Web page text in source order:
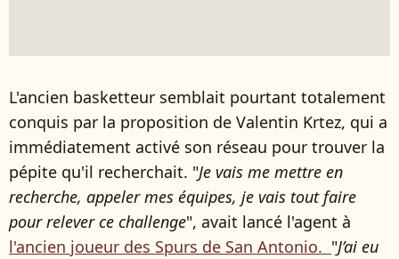
L'ancien basketteur semblait pourtant totalement
conquis par la proposition de Valentin Krtez, qui a
immédiatement activé son réseau pour trouver la
pépite qu'il recherchait. "Je vais me mettre en
recherche, appeler mes équipes, je vais tout faire
pour relever ce challenge", avait lancé l'agent à
l'ancien joueur des Spurs de San Antonio. "J’ai eu